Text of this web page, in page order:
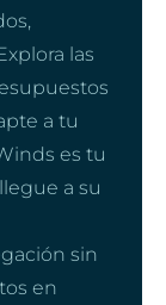
las
a tu
es tu
a su
sin
en